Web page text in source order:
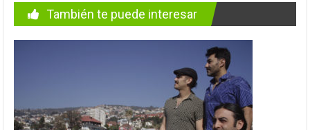
También te puede interesar